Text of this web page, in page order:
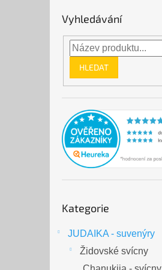
Vyhledávání
HLEDAT
kategorie
Kategorie
JUDAIKA - suvenýry
Židovské svícny